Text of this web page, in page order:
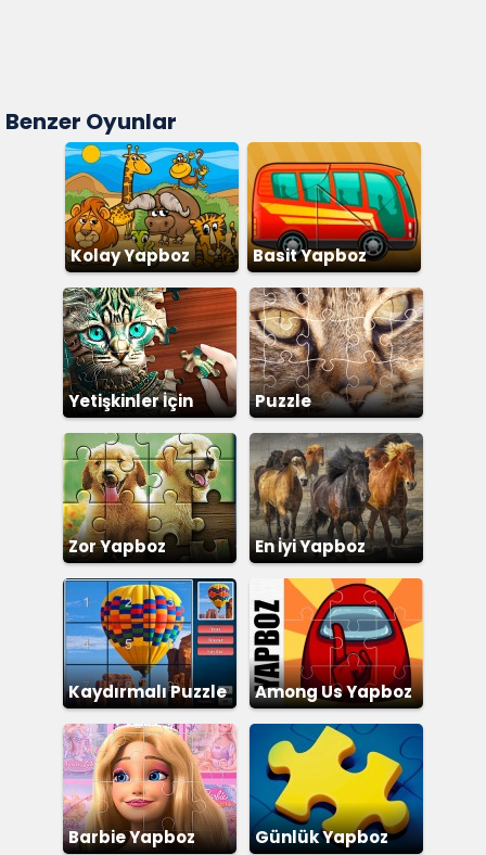
Benzer Oyunlar
Kolay Yapboz Basit Yapboz
Yetişkinler İçin
Yapboz
Puzzle
Zor Yapboz En İyi Yapboz
Kaydırmalı Puzzle Among Us Yapboz
Barbie Yapboz Günlük Yapboz